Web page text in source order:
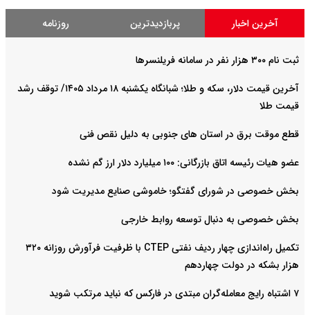
آخرین اخبار پربازدیدترین روزنامه
ثبت نام ۳۰۰ هزار نفر در سامانه فریلنسرها
آخرین قیمت دلار، سکه و طلا؛ شبانگاه یکشنبه ۱۸ مرداد ۱۴۰۵/ توقف رشد
قیمت طلا
قطع موقت برق در استان های جنوبی به دلیل نقص فنی
عضو هیات رئیسه اتاق بازرگانی: ۱۰۰ میلیارد دلار ارز گم نشده
بخش خصوصی در شورای گفتگو؛ خاموشی صنایع مدیریت شود
بخش خصوصی به دنبال توسعه روابط خارجی
تکمیل راه‌اندازی چهار ردیف نفتی CTEP با ظرفیت فرآورش روزانه ۳۲۰
هزار بشکه در دولت چهاردهم
۷ اشتباه رایج معامله‌گران مبتدی در فارکس که نباید مرتکب شوید